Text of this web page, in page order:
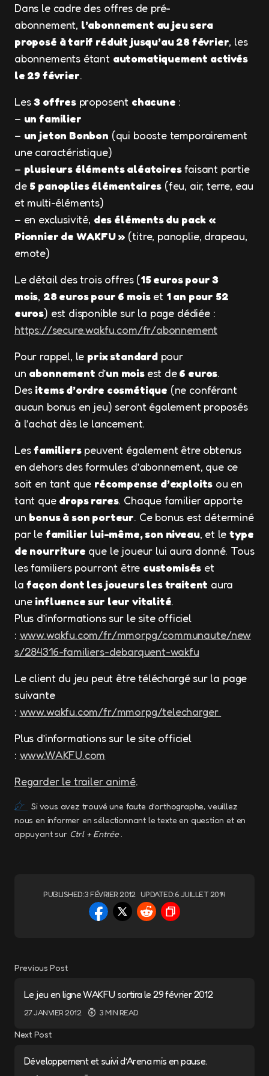
Dans le cadre des offres de pré-
abonnement, l’abonnement au jeu sera
proposé à tarif réduit jusqu’au 28 février, les
abonnements étant automatiquement activés
le 29 février.
Les3 offresproposent chacune :
– un familier
– un jeton Bonbon (qui booste temporairement
une caractéristique)
– plusieurs éléments aléatoiresfaisant partie
de 5 panoplies élémentaires (feu, air, terre, eau
et multi-éléments)
– en exclusivité, des éléments du pack «
Pionnier de WAKFU » (titre, panoplie, drapeau,
emote)
Le détail des trois offres (15 euros pour 3
mois, 28 euros pour 6 moiset 1 an pour 52
euros) est disponible sur la page dédiée :
https://secure.wakfu.com/fr/abonnement
Pour rappel, le prix standardpour
un abonnement d’un mois est de6 euros.
Des items d’ordre cosmétique (ne conférant
aucun bonus en jeu) seront également proposés
à l’achat dès le lancement.
Lesfamilierspeuvent également être obtenus
en dehors des formules d’abonnement, que ce
soit en tant que récompense d’exploits ou en
tant que drops rares. Chaque familier apporte
un bonus à son porteur. Ce bonus est déterminé
par le familier lui-même, son niveau, et letype
de nourriture que le joueur lui aura donné. Tous
les familiers pourront être customisés et
lafaçon dont les joueurs les traitent aura
une influence sur leur vitalité.
Plus d’informations sur le site officiel
: www.wakfu.com/fr/mmorpg/communaute/new
s/284316-familiers-debarquent-wakfu
Le client du jeu peut être téléchargé sur la page
suivante
: www.wakfu.com/fr/mmorpg/telecharger
Plus d’informations sur le site officiel
: www.WAKFU.com
Regarder le trailer animé.
Si vous avez trouvé une faute d’orthographe, veuillez
nous en informer en sélectionnant le texte en question et en
appuyant sur Ctrl + Entrée.
PUBLISHED:3 FÉVRIER 2012 UPDATED:6 JUILLET 2014
Previous Post
Le jeu en ligne WAKFU sortira le 29 février 2012
27 JANVIER 2012 3 MIN READ
Next Post
Développement et suivi d’Arena mis en pause.